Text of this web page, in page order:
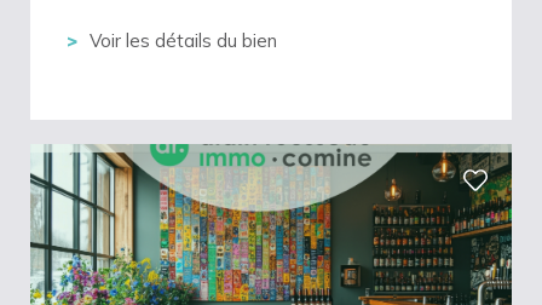
Voir les détails du bien